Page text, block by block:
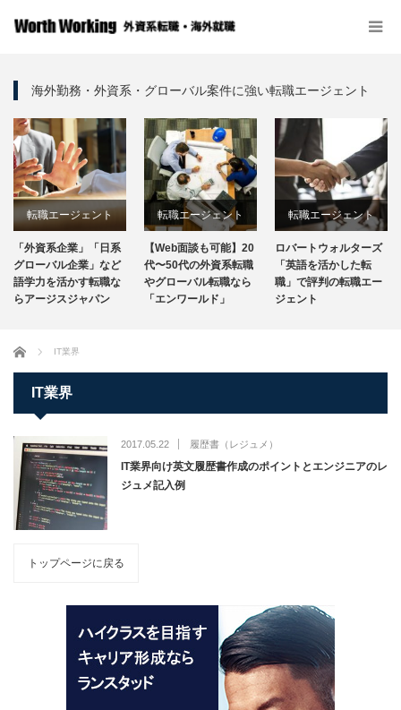
海外勤務・外資系・グローバル案件に強い転職エージェント
転職エージェント
「外資系企業」「日系
グローバル企業」など
語学力を活かす転職な
らアージスジャパン
転職エージェント
【Web面談も可能】20
代〜50代の外資系転職
やグローバル転職なら
「エンワールド」
転職エージェント
ロバートウォルターズ
「英語を活かした転
職」で評判の転職エー
ジェント
ホーム IT業界
IT業界
2017.05.22 履歴書（レジュメ）
IT業界向け英文履歴書作成のポイントとエンジニアのレ
ジュメ記入例
トップページに戻る